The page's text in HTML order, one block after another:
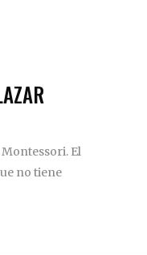
El
no tiene